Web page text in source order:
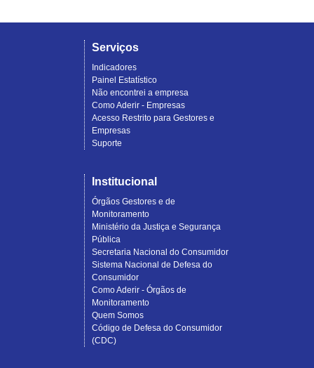
Serviços
Indicadores
Painel Estatístico
Não encontrei a empresa
Como Aderir - Empresas
Acesso Restrito para Gestores e
Empresas
Suporte
Institucional
Órgãos Gestores e de
Monitoramento
Ministério da Justiça e Segurança
Pública
Secretaria Nacional do Consumidor
Sistema Nacional de Defesa do
Consumidor
Como Aderir - Órgãos de
Monitoramento
Quem Somos
Código de Defesa do Consumidor
(CDC)